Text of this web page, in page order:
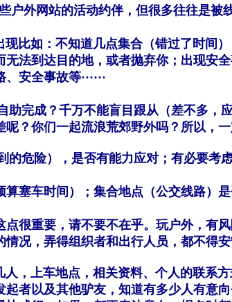
外网站的活动约伴，但很多往往是被
如：不知道几点集合（错过了时间
无法到达目的地，或者抛弃你；出现安
安全事故等······
成？千万不能盲目跟从（差不多，
？你们一起流浪荒郊野外吗？所以，
险），是否有能力应对；有必要考
塞车时间）；集合地点（公交线路）
很重要，请不要不在乎。玩户外，有
况，弄得组织者和出行人员，都不得安
上车地点，相关资料、个人的联系方
者以及其他驴友，知道有多少人有意